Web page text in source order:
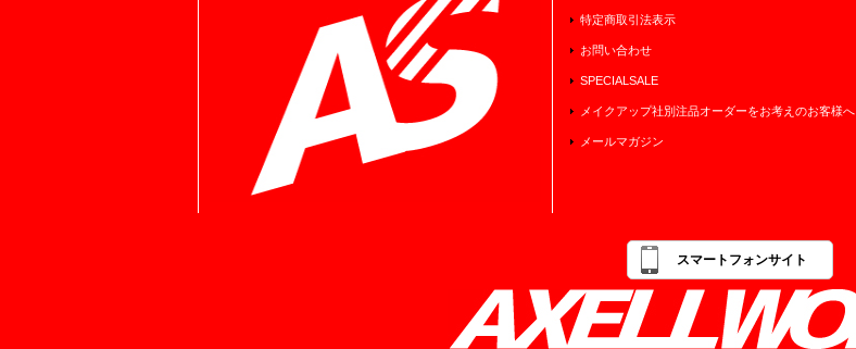
特定商取引法表示
お問い合わせ
SPECIALSALE
メイクアップ社別注品オーダーをお考えのお客様へ
メールマガジン
スマートフォンサイト